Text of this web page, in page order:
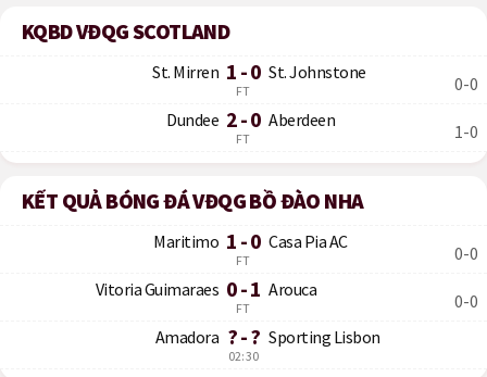
KQBD VĐQG SCOTLAND
0-0
St. Mirren 1 - 0 St. Johnstone
FT
1-0
Dundee 2 - 0 Aberdeen
FT
KẾT QUẢ BÓNG ĐÁ VĐQG BỒ ĐÀO NHA
0-0
Maritimo 1 - 0 Casa Pia AC
FT
0-0
Vitoria Guimaraes 0 - 1 Arouca
FT
Amadora ? - ? Sporting Lisbon
02:30